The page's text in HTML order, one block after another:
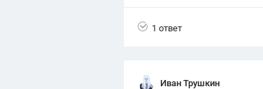
1 ответ
Иван Трушкин